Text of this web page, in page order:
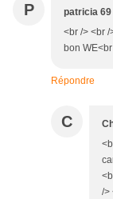
P patricia 69
<br /> <br
bon
Répondre
C
/>